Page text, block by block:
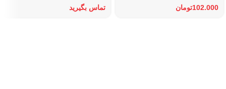
102.000تومان تماس بگیرید